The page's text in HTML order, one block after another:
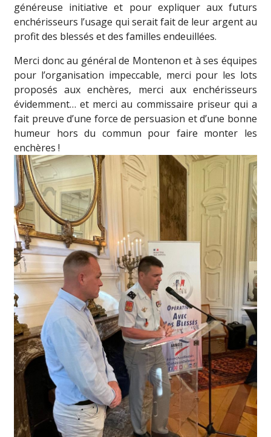
généreuse initiative et pour expliquer aux futurs
enchérisseurs l’usage qui serait fait de leur argent au
profit des blessés et des familles endeuillées.
Merci donc au général de Montenon et à ses équipes
pour l’organisation impeccable, merci pour les lots
proposés aux enchères, merci aux enchérisseurs
évidemment… et merci au commissaire priseur qui a
fait preuve d’une force de persuasion et d’une bonne
humeur hors du commun pour faire monter les
enchères !